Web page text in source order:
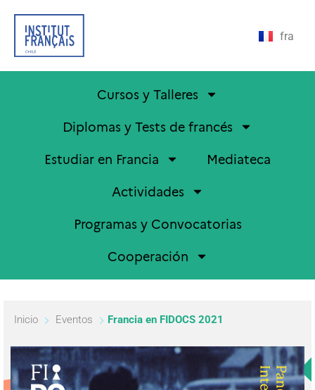
fra
Cursos y Talleres
Diplomas y Tests de francés
Estudiar en Francia
Mediateca
Actividades
Programas y Convocatorias
Cooperación
Inicio Eventos Francia en FIDOCS 2021